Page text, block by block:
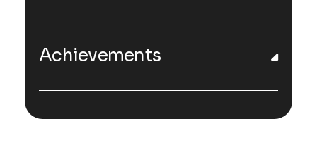
Achievements